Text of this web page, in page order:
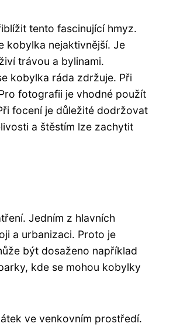
tento fascinující hmyz.
kobylka nejaktivnější. Je
trávou a bylinami.
kobylka ráda zdržuje. Při
fotografii je vhodné použít
focení je důležité dodržovat
a štěstím lze zachytit
Jedním z hlavních
a urbanizaci. Proto je
být dosaženo například
kde se mohou kobylky
ve venkovním prostředí.